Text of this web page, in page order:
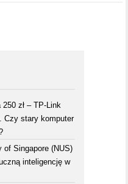
zł – TP-Link
Czy stary komputer
of Singapore (NUS)
inteligencję w